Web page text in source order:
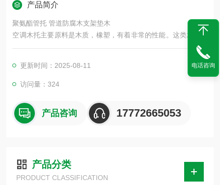
产品简介
聚氨酯管托 管道防腐木支架垫木
空调木托主要原料是木质，橡塑，有着非常的性能。这类木托的
使用范围主要应用于空调的管道安装，以及石油，化工，船舶，
电力等方面。它的主要作用是固定安装的架子，起到一定的固定
作用。
更新时间：2025-08-11
访问量：324
产品咨询 17772665053
产品分类
PRODUCT CLASSIFICATION
电话咨询